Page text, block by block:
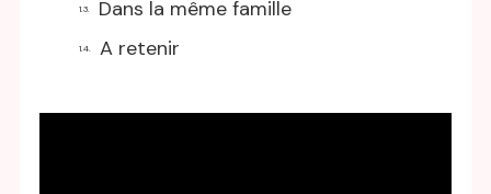
Dans la même famille
A retenir